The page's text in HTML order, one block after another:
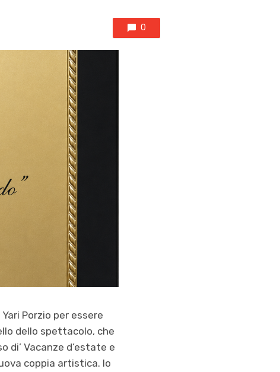
0
Porzio per essere
dello spettacolo, che
di’ Vacanze d’estate e
coppia artistica. Io